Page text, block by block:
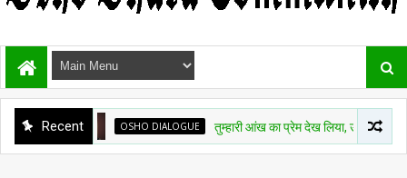
RecentOSHO DIALOGUE तुम्हारी आंख का प्रेम देख लिया, उसमें अमृत बरस गया -